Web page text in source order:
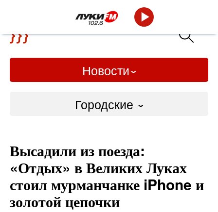
Новости
Городские
Слово Дело
Народные
ВТРК
Высадили из поезда:
«Отдых» в Великих Луках
стоил мурманчанке iPhone и
золотой цепочки